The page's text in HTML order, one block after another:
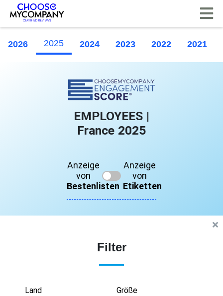
2026 2025 2024 2023 2022 2021
EMPLOYEES |
France 2025
Anzeige
von
Bestenlisten
Anzeige
von
Etiketten
Filter
Land Größe
Cookie-Einstellungen